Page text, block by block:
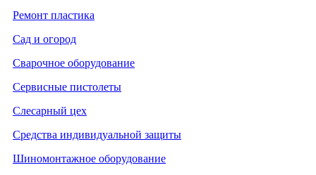
Ремонт пластика
Сад и огород
Сварочное оборудование
Сервисные пистолеты
Слесарный цех
Средства индивидуальной защиты
Шиномонтажное оборудование